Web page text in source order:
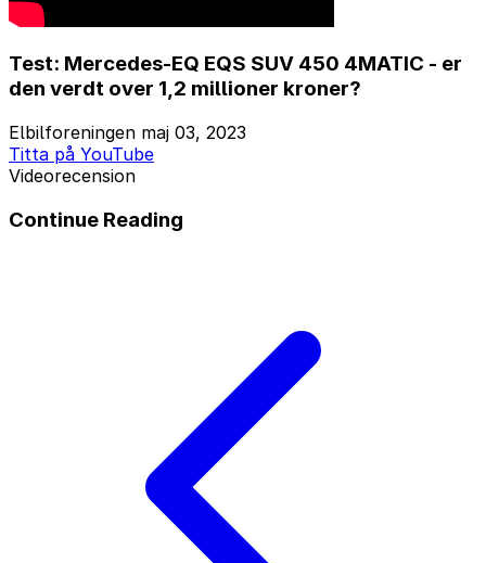
Test: Mercedes-EQ EQS SUV 450 4MATIC - er
den verdt over 1,2 millioner kroner?
Elbilforeningen maj 03, 2023
Titta på YouTube
Videorecension
Continue Reading